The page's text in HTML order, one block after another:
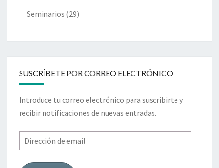
Seminarios (29)
SUSCRÍBETE POR CORREO ELECTRÓNICO
Introduce tu correo electrónico para suscribirte y
recibir notificaciones de nuevas entradas.
Dirección
de
email